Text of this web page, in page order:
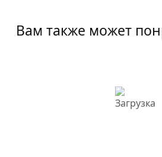
Вам также может